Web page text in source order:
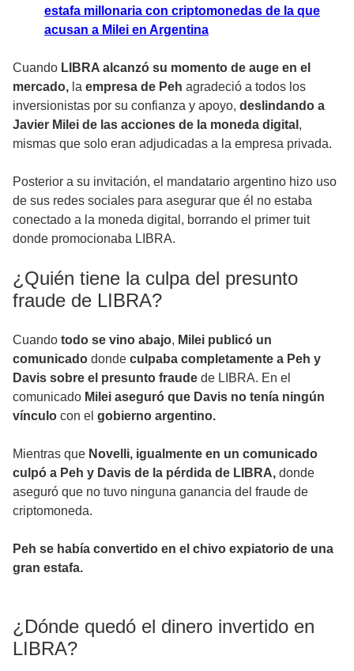
estafa millonaria con criptomonedas de la que
acusan a Milei en Argentina
Cuando LIBRA alcanzó su momento de auge en el
mercado, la empresa de Peh agradeció a todos los
inversionistas por su confianza y apoyo, deslindando a
Javier Milei de las acciones de la moneda digital ,
mismas que solo eran adjudicadas a la empresa privada.
Posterior a su invitación, el mandatario argentino hizo uso
de sus redes sociales para asegurar que él no estaba
conectado a la moneda digital, borrando el primer tuit
donde promocionaba LIBRA.
¿Quién tiene la culpa del presunto
fraude de LIBRA?
Cuando todo se vino abajo, Milei publicó un
comunicado donde culpaba completamente a Peh y
Davis sobre el presunto fraude de LIBRA. En el
comunicado Milei aseguró que Davis no tenía ningún
vínculo con el gobierno argentino.
Mientras que Novelli, igualmente en un comunicado
culpó a Peh y Davis de la pérdida de LIBRA, donde
aseguró que no tuvo ninguna ganancia del fraude de
criptomoneda.
Peh se había convertido en el chivo expiatorio de una
gran estafa.
¿Dónde quedó el dinero invertido en
LIBRA?